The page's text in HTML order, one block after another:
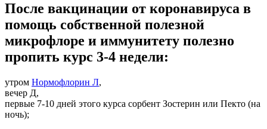
После вакцинации от коронавируса в
помощь собственной полезной
микрофлоре и иммунитету полезно
пропить курс 3-4 недели:
утром Нормофлорин Л,
вечер Д,
первые 7-10 дней этого курса сорбент Зостерин или Пекто (на
ночь);